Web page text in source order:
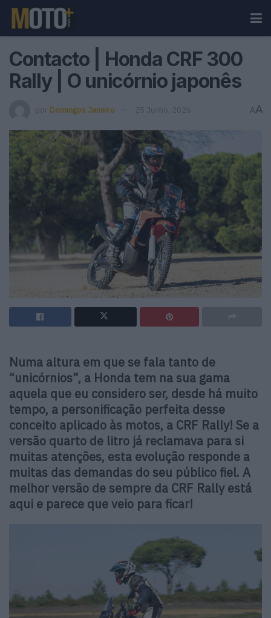
Contacto | Honda CRF 300
Rally | O unicórnio japonês
por Domingos Janeiro 25 Junho, 2026 AA
Numa altura em que se fala tanto de
“unicórnios”, a Honda tem na sua gama
aquela que eu considero ser, desde há muito
tempo, a personificação perfeita desse
conceito aplicado às motos, a CRF Rally! Se a
versão quarto de litro já reclamava para si
muitas atenções, esta evolução responde a
muitas das demandas do seu público fiel. A
melhor versão de sempre da CRF Rally está
aqui e parece que veio para ficar!